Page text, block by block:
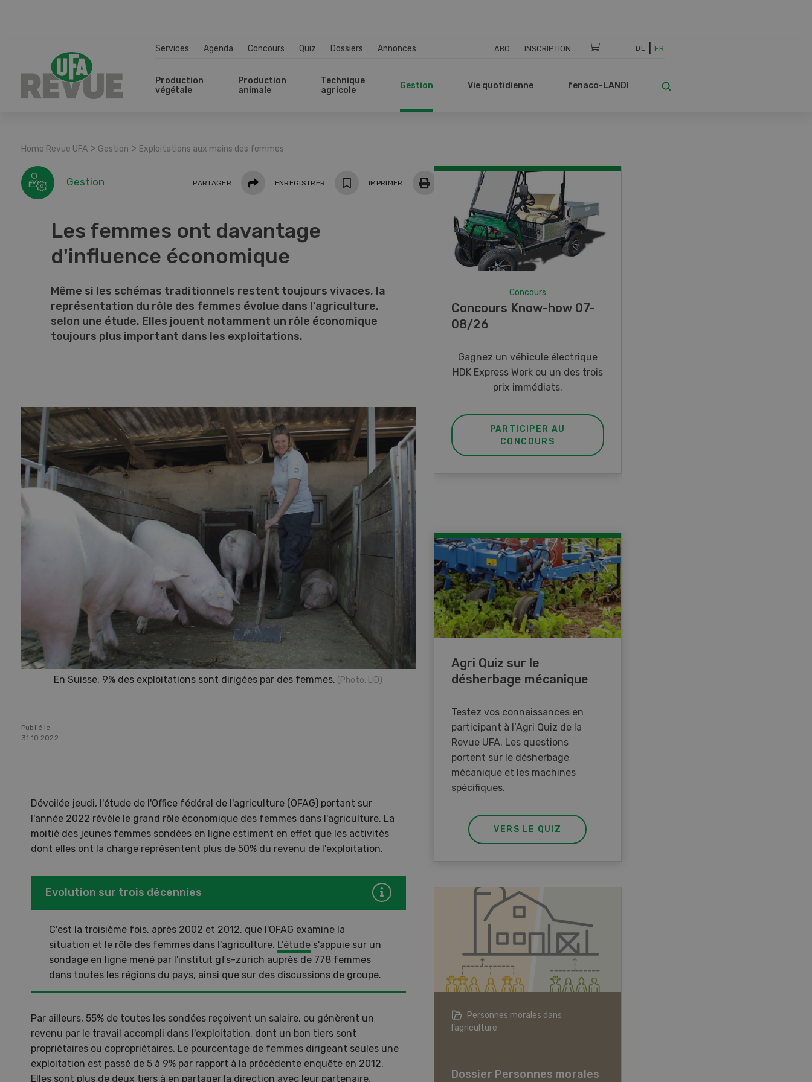
Services Agenda Concours Quiz Dossiers Annonces ABO INSCRIPTION DE FR
Production
végétale
Production
animale
Technique
agricole
Gestion Vie quotidienne fenaco-LANDI
Home Revue UFA > Gestion > Exploitations aux mains des femmes
Gestion PARTAGER PartagerENREGISTRER IMPRIMER
Les femmes ont davantage
d'influence économique
Même si les schémas traditionnels restent toujours vivaces, la
représentation du rôle des femmes évolue dans l'agriculture,
selon une étude. Elles jouent notamment un rôle économique
toujours plus important dans les exploitations.
En Suisse, 9% des exploitations sont dirigées par des femmes. (Photo: LID)
Publié le
31.10.2022
Dévoilée jeudi, l'étude de l'Office fédéral de l'agriculture (OFAG) portant sur
l'année 2022 révèle le grand rôle économique des femmes dans l'agriculture. La
moitié des jeunes femmes sondées en ligne estiment en effet que les activités
dont elles ont la charge représentent plus de 50% du revenu de l'exploitation.
Evolution sur trois décennies
C'est la troisième fois, après 2002 et 2012, que l'OFAG examine la
situation et le rôle des femmes dans l'agriculture. L'étude s'appuie sur un
sondage en ligne mené par l'institut gfs-zürich auprès de 778 femmes
dans toutes les régions du pays, ainsi que sur des discussions de groupe.
Par ailleurs, 55% de toutes les sondées reçoivent un salaire, ou génèrent un
revenu par le travail accompli dans l'exploitation, dont un bon tiers sont
propriétaires ou copropriétaires. Le pourcentage de femmes dirigeant seules une
exploitation est passé de 5 à 9% par rapport à la précédente enquête en 2012.
Elles sont plus de deux tiers à en partager la direction avec leur partenaire.
Concours
Concours Know-how 07-
08/26
Gagnez un véhicule électrique
HDK Express Work ou un des trois
prix immédiats.
PARTICIPER AU
CONCOURS
Agri Quiz sur le
désherbage mécanique
Testez vos connaissances en
participant à l’Agri Quiz de la
Revue UFA. Les questions
portent sur le désherbage
mécanique et les machines
spécifiques.
VERS LE QUIZ
Une ferme entre de nouvelles
Une ferme entre de
L’agriculture à l’ère du changement
climatique
Dossier L’agriculture à l’ère
du changement climatique
Personnes morales dans
l’agriculture
Dossier Personnes morales